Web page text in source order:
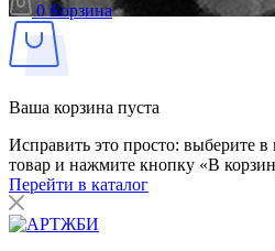
0 Корзина
Ваша корзина пуста
Исправить это просто: выберите
товар и нажмите кнопку «В
Перейти в каталог